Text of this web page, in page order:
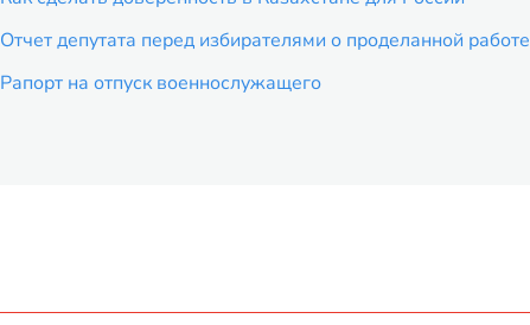
Отчет депутата перед избирателями о проделанной работе
Рапорт на отпуск военнослужащего